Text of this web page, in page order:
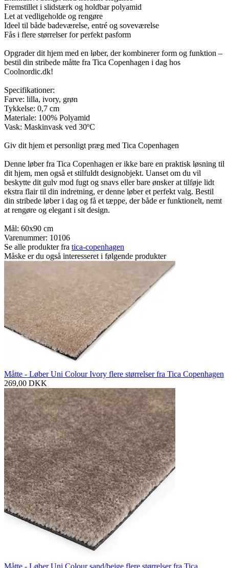
Fremstillet i slidstærk og holdbar polyamid
Let at vedligeholde og rengøre
Ideel til både badeværelse, entré og soveværelse
Fås i flere størrelser for perfekt pasform
Opgrader dit hjem med en løber, der kombinerer form og funktion –
bestil din stribede måtte fra Tica Copenhagen i dag hos
Coolnordic.dk!
Specifikationer:
Farve: lilla, ivory, grøn
Tykkelse: 0,7 cm
Materiale: 100% Polyamid
Vask: Maskinvask ved 30ºC
Giv dit hjem et personligt præg med Tica Copenhagen
Denne løber fra Tica Copenhagen er ikke bare en praktisk løsning til
dit hjem, men også et stilfuldt designobjekt. Uanset om du vil
beskytte dit gulv mod fugt og snavs eller bare ønsker at tilføje lidt
ekstra flair til din indretning, er denne løber et perfekt valg. Bestil
din stribede løber i dag og få et tæppe, der både er funktionelt, nemt
at rengøre og elegant i sit design.
Mål: 60x90 cm
Varenummer: 10106
Se alle produkter fra tica-copenhagen
Måske er du også interesseret i følgende produkter
Måtte - Løber Uni Colour Ivory flere størrelser fra Tica Copenhagen
269,00 DKK